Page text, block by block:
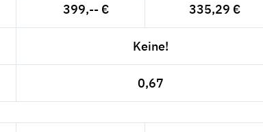
399,-- € 335,29 €
Keine!
0,67